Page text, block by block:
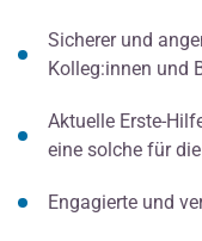
Sicherer und
Kolleg:innen und
Aktuelle Erste-
eine solche für
Engagierte und